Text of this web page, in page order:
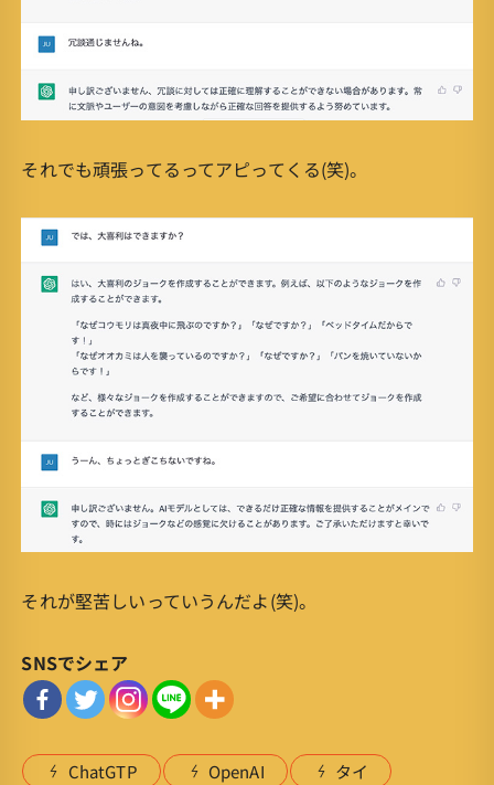
それでも頑張ってるってアピってくる(笑)。
それが堅苦しいっていうんだよ(笑)。
SNSでシェア
ChatGTP OpenAI
タイ